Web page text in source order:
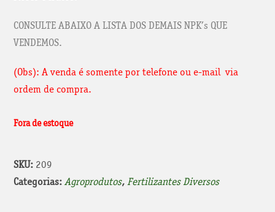
R$ 400,00.R$ 331,80.
CONSULTE ABAIXO A LISTA DOS DEMAIS NPK’s QUE
VENDEMOS.
(Obs): A venda é somente por telefone ou e-mail via
ordem de compra.
Fora de estoque
SKU: 209
Categorias: Agroprodutos, Fertilizantes Diversos